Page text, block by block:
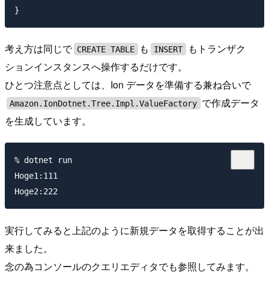
考え方は同じで CREATE TABLE も INSERT
もトランザク
ションインスタンスへ操作するだけです。
ひとつ注意点としては、Ion データを準備する兼ね合いで
Amazon.IonDotnet.Tree.Impl.ValueFactory で作成データ
を生成しています。
% dotnet run
Hoge1:111
実行してみると上記のように新規データを取得することが出
来ました。
念の為コンソールのクエリエディタでも参照してみます。